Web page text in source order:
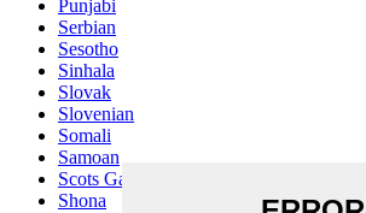
Punjabi
Serbian
Sesotho
Sinhala
Slovak
Slovenian
Somali
Samoan
Scots Gaelic
Shona